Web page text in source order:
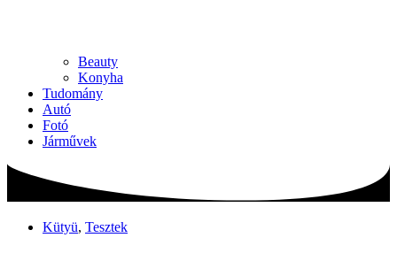
Beauty
Konyha
Tudomány
Autó
Fotó
Járművek
Kütyü, Tesztek